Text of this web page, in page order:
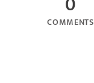
COMMENTS